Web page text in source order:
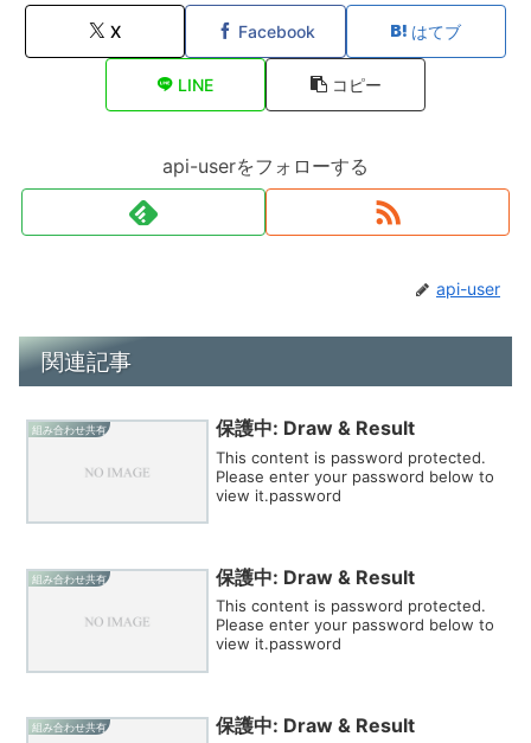
X Facebook はてブ
LINE コピー
api-userをフォローする
api-user
関連記事
組み合わせ共有 保護中: Draw & Result
This content is password protected.
Please enter your password below to
view it.password
組み合わせ共有 保護中: Draw & Result
This content is password protected.
Please enter your password below to
view it.password
組み合わせ共有 保護中: Draw & Result